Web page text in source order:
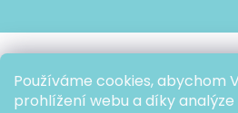
Používáme cookies, abychom
prohlížení webu a díky